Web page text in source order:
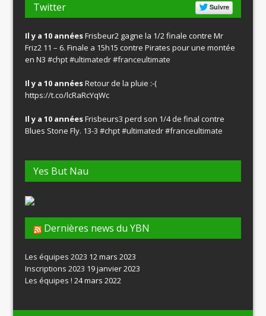
Twitter Suivre
Il y a 10 annéesFrisbeur2 gagne la 1/2 finale contre Mr
Friz2 11 – 6. Finale a 15h15 contre Pirates pour une montée
en N3#chpt#ultimatedr#franceultimate
Il y a 10 annéesRetour de la pluie :-(
https://t.co/lcRaRcYqWc
Il y a 10 annéesFrisbeurs3 perd son 1/4 de final contre
Blues Stone Fly. 13-3#chpt#ultimatedr#franceultimate
Yes But Nau
Dernières news du YBN
Les équipes 2023 12 mars 2023
Inscriptions 2023 19 janvier 2023
Les équipes ! 24 mars 2022